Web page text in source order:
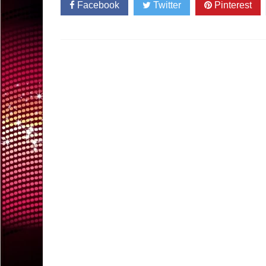
Facebook Twitter Pinterest